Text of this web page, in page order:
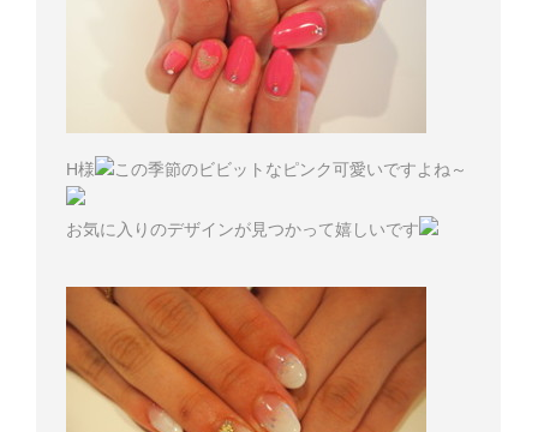
H様 この季節のビビットなピンク可愛いですよね～
お気に入りのデザインが見つかって嬉しいです